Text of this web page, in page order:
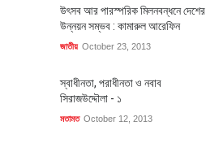
উৎসব আর পারস্পরিক মিলনবন্ধনে দেশের
উন্নয়ন সম্ভব : কামারুল আরেফিন
জাতীয় October 23, 2013
স্বাধীনতা, পরাধীনতা ও নবাব
সিরাজউদ্দৌলা - ১
মতামত October 12, 2013